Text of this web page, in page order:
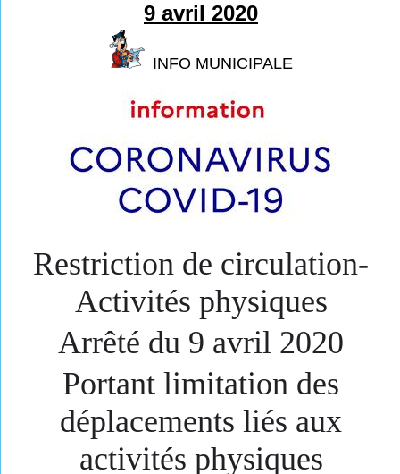
9 avril 2020
INFO MUNICIPALE
Restri​ction de circulation-
Activité​s physiques
Arrêté du 9 avril 2020
Portant limitation des
déplacements liés aux
activités physiques